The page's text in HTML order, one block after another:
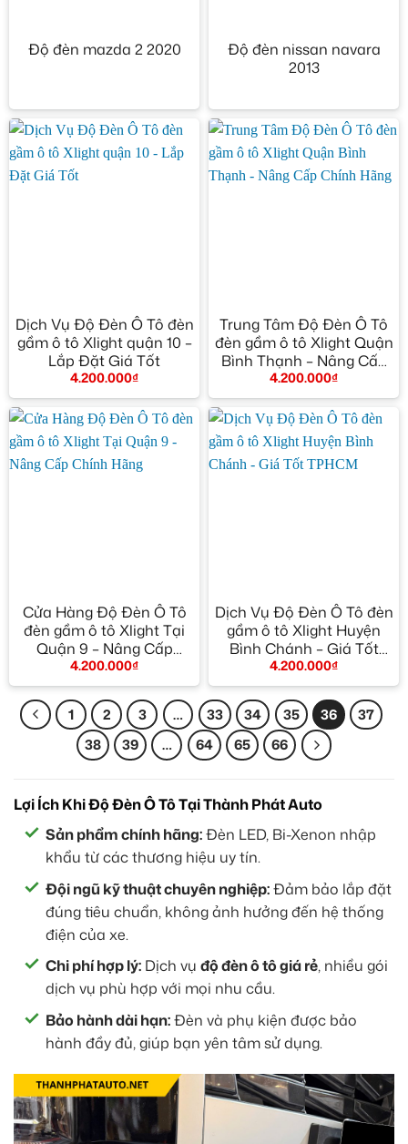
Độ đèn mazda 2 2020
Độ đèn nissan navara
2013
Dịch Vụ Độ Đèn Ô Tô đèn
gầm ô tô Xlight quận 10 –
Lắp Đặt Giá Tốt
4.200.000₫
Trung Tâm Độ Đèn Ô Tô
đèn gầm ô tô Xlight Quận
Bình Thạnh – Nâng Cấp
Chính Hãng
4.200.000₫
Cửa Hàng Độ Đèn Ô Tô
đèn gầm ô tô Xlight Tại
Quận 9 – Nâng Cấp
Chính Hãng
4.200.000₫
Dịch Vụ Độ Đèn Ô Tô đèn
gầm ô tô Xlight Huyện
Bình Chánh – Giá Tốt
TPHCM
4.200.000₫
1 2 3 … 33 34 35 36
37
38
39 … 64 65 66
Lợi Ích Khi Độ Đèn Ô Tô Tại Thành Phát Auto
Sản phẩm chính hãng:Đèn LED, Bi-Xenon nhập
khẩu từ các thương hiệu uy tín.
Đội ngũ kỹ thuật chuyên nghiệp:Đảm bảo lắp đặt
đúng tiêu chuẩn, không ảnh hưởng đến hệ thống
điện của xe.
Chi phí hợp lý: Dịch vụ độ đèn ô tô giá rẻ, nhiều gói
dịch vụ phù hợp với mọi nhu cầu.
Bảo hành dài hạn:Đèn và phụ kiện được bảo
hành đầy đủ, giúp bạn yên tâm sử dụng.